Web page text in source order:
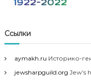
Ссылки
aymakh.ru Историко-
jewsharpguild.org Jew’s